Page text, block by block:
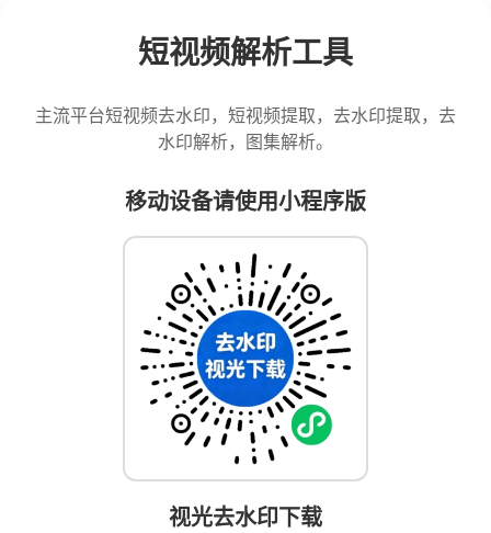
短视频解析工具
主流平台短视频去水印，短视频提取，去水印提取，去
水印解析，图集解析。
移动设备请使用小程序版
视光去水印下载